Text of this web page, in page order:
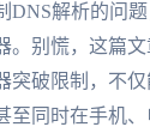
DNS解析的问
。别慌，这篇
突破限制，不
至同时在手机